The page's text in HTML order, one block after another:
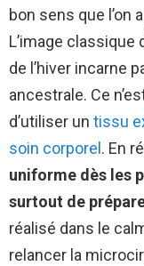
bon sens que l’on
L’image classique
de l’hiver incarne
ancestrale. Ce
d’utiliser un tissu
soin corporel . En
uniforme dès les
surtout de
réalisé dans le
relancer la